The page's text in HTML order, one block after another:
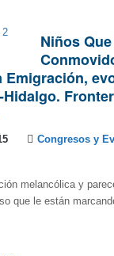
Niños
Emigración,
Hidalgo.
Congresos y
melancólica y
que le están